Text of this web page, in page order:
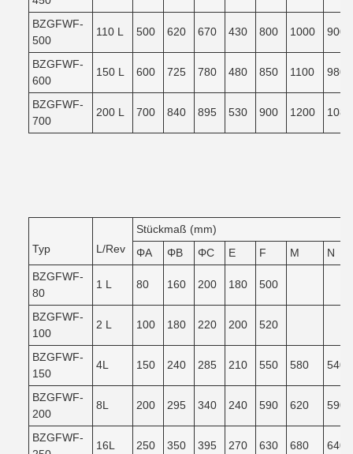
BZGFWF-
500
110 L 500 620 670 430 800 1000 900
BZGFWF-
600
150 L 600 725 780 480 850 1100 980
BZGFWF-
700
200 L 700 840 895 530 900 1200 1080
Typ L/Rev
Stückmaß (mm)
ΦA
ΦB ΦC E F M
N
BZGFWF-
80
1 L 80 160 200 180 500
BZGFWF-
100
2 L 100 180 220 200 520
BZGFWF-
150
4L 150 240 285 210 550 580 540
BZGFWF-
200
8L 200 295 340 240 590 620 590
BZGFWF-
16L 250 350 395 270 630 680 640